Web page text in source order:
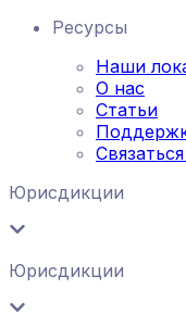
Ресурсы
Наши
О нас
Статьи
Юрисдикции
Юрисдикции